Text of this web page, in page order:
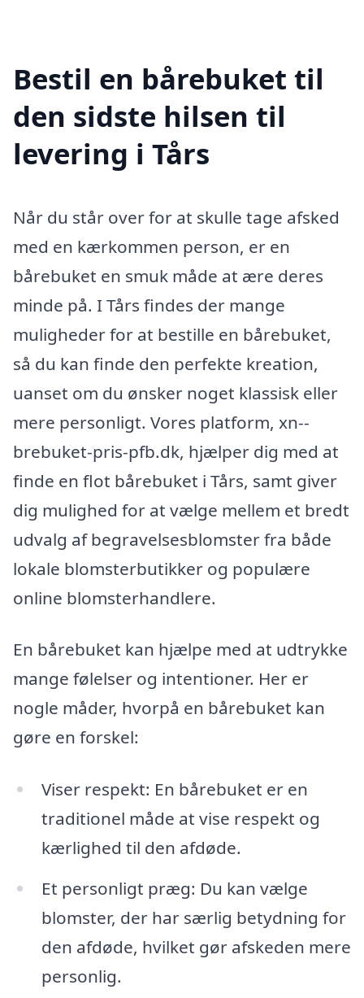
Bestil en bårebuket til
den sidste hilsen til
levering i Tårs
Når du står over for at skulle tage afsked
med en kærkommen person, er en
bårebuket en smuk måde at ære deres
minde på. I Tårs findes der mange
muligheder for at bestille en bårebuket,
så du kan finde den perfekte kreation,
uanset om du ønsker noget klassisk eller
mere personligt. Vores platform, xn--
brebuket-pris-pfb.dk, hjælper dig med at
finde en flot bårebuket i Tårs, samt giver
dig mulighed for at vælge mellem et bredt
udvalg af begravelsesblomster fra både
lokale blomsterbutikker og populære
online blomsterhandlere.
En bårebuket kan hjælpe med at udtrykke
mange følelser og intentioner. Her er
nogle måder, hvorpå en bårebuket kan
gøre en forskel:
Viser respekt: En bårebuket er en
traditionel måde at vise respekt og
kærlighed til den afdøde.
Et personligt præg: Du kan vælge
blomster, der har særlig betydning for
den afdøde, hvilket gør afskeden mere
personlig.